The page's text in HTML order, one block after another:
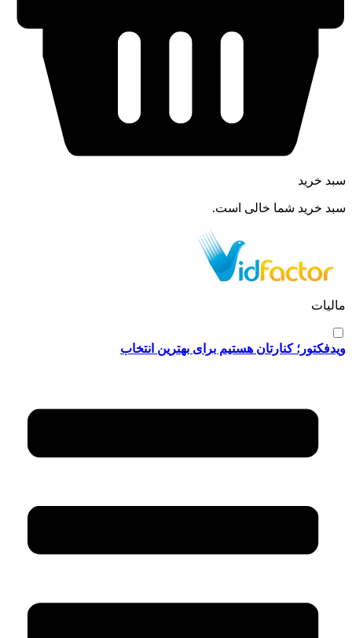
سبد خرید
سبد خرید شما خالی است.
مالیات
ویدفکتور؛ کنارتان هستیم برای بهترین انتخاب